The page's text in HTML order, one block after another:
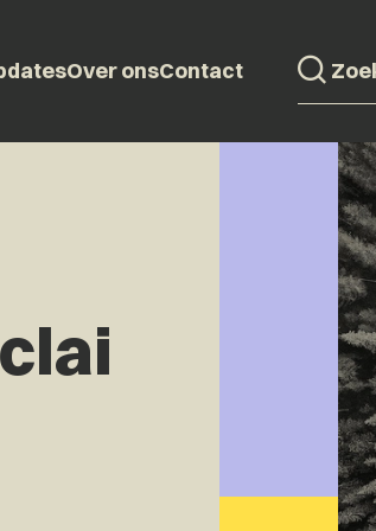
Over onsContact